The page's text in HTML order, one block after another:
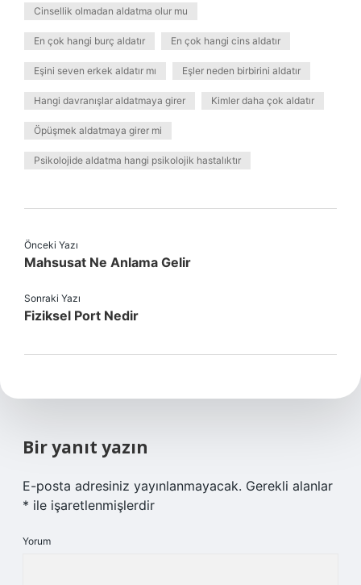
Cinsellik olmadan aldatma olur mu
En çok hangi burç aldatır En çok hangi cins aldatır
Eşini seven erkek aldatır mı Eşler neden birbirini aldatır
Hangi davranışlar aldatmaya girer Kimler daha çok aldatır
Öpüşmek aldatmaya girer mi
Psikolojide aldatma hangi psikolojik hastalıktır
Önceki Yazı
Mahsusat Ne Anlama Gelir
Sonraki Yazı
Fiziksel Port Nedir
Bir yanıt yazın
E-posta adresiniz yayınlanmayacak. Gerekli alanlar
* ile işaretlenmişlerdir
Yorum